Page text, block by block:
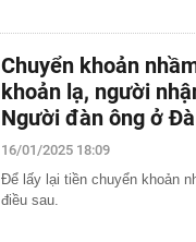
Chuyển khoản
khoản lạ, người
Người đàn ông ở
16/01/2025 18:09
Để lấy lại tiền chuyển khoản
điều sau.